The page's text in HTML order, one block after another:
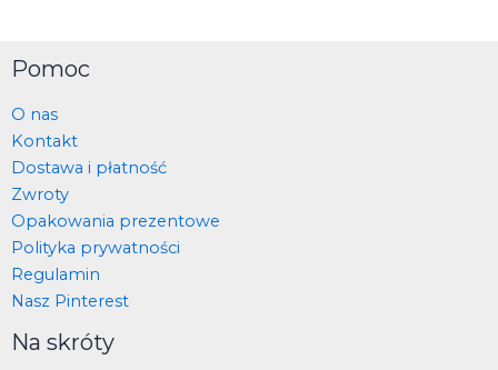
Pomoc
O nas
Kontakt
Dostawa i płatność
Zwroty
Opakowania prezentowe
Polityka prywatności
Regulamin
Nasz Pinterest
Na skróty